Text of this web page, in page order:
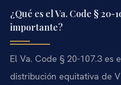
¿Qué es el Va. Code § 20-
importante?
El Va. Code § 20-107.3 es
distribución equitativa de